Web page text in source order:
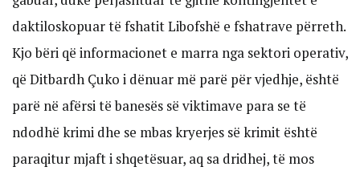
daktiloskopuar të fshatit Libofshë e fshatrave përreth.
Kjo bëri që informacionet e marra nga sektori operativ,
që Ditbardh Çuko i dënuar më parë për vjedhje, është
parë në afërsi të banesës së viktimave para se të
ndodhë krimi dhe se mbas kryerjes së krimit është
paraqitur mjaft i shqetësuar, aq sa dridhej, të mos